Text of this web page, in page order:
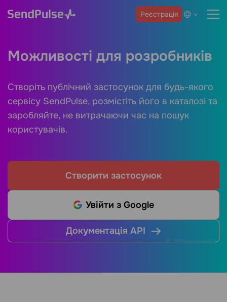
Реєстрація
Можливості для розробників
Створіть публічний застосунок для будь-якого
сервісу SendPulse, розмістіть його в каталозі та
заробляйте, не витрачаючи час на пошук
користувачів.
Створити застосунок
Увійти з Google
Документація АРІ